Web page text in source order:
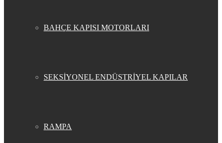
BAHÇE KAPISI MOTORLARI
SEKSİYONEL ENDÜSTRİYEL KAPILAR
RAMPA